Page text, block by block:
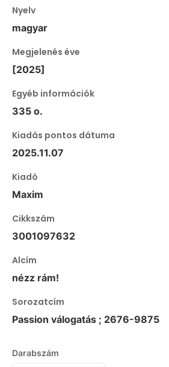
Nyelv
magyar
Megjelenés éve
[2025]
Egyéb információk
335 o.
Kiadás pontos dátuma
2025.11.07
Kiadó
Maxim
Cikkszám
3001097632
Alcím
nézz rám!
Sorozatcím
Passion válogatás ; 2676-9875
Darabszám